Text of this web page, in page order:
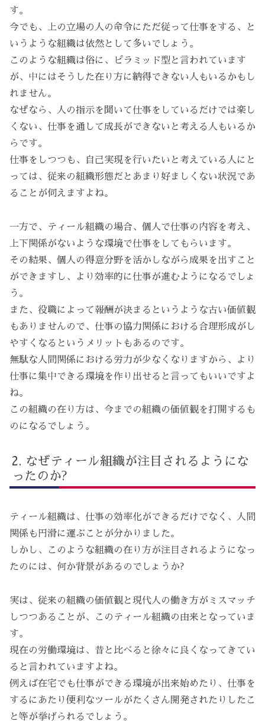
す。
今でも、上の立場の人の命令にただ従って仕事をする、と
いうような組織は依然として多いでしょう。
このような組織は俗に、ピラミッド型と言われています
が、中にはそうした在り方に納得できない人もいるかもし
れません。
なぜなら、人の指示を聞いて仕事をしているだけでは楽し
くない、仕事を通して成長ができないと考える人もいるか
らです。
仕事をしつつも、自己実現を行いたいと考えている人にと
っては、従来の組織形態だとあまり好ましくない状況であ
ることが伺えますよね。
一方で、ティール組織の場合、個人で仕事の内容を考え、
上下関係がないような環境で仕事をしてもらいます。
その結果、個人の得意分野を活かしながら成果を出すこと
ができますし、より効率的に仕事が進むようになるでしょ
う。
また、役職によって報酬が決まるというような古い価値観
もありませんので、仕事の協力関係における合理形成がし
やすくなるというメリットもあるのです。
無駄な人間関係における労力が少なくなりますから、より
仕事に集中できる環境を作り出せると言ってもいいですよ
ね。
この組織の在り方は、今までの組織の価値観を打開するも
のになるでしょう。
なぜティール組織が注目されるようにな
ったのか?
ティール組織は、仕事の効率化ができるだけでなく、人間
関係も円滑に運ぶことが分かりました。
しかし、このような組織の在り方が注目されるようになっ
たのには、何か背景があるのでしょうか?
実は、従来の組織の価値観と現代人の働き方がミスマッチ
しつつあることが、このティール組織の由来となっていま
す。
現在の労働環境は、昔と比べると徐々に良くなってきてい
ると言われていますよね。
例えば在宅でも仕事ができる環境が出来始めたり、仕事を
するにあたり便利なツールがたくさん開発されたりしたこ
と等が挙げられるでしょう。